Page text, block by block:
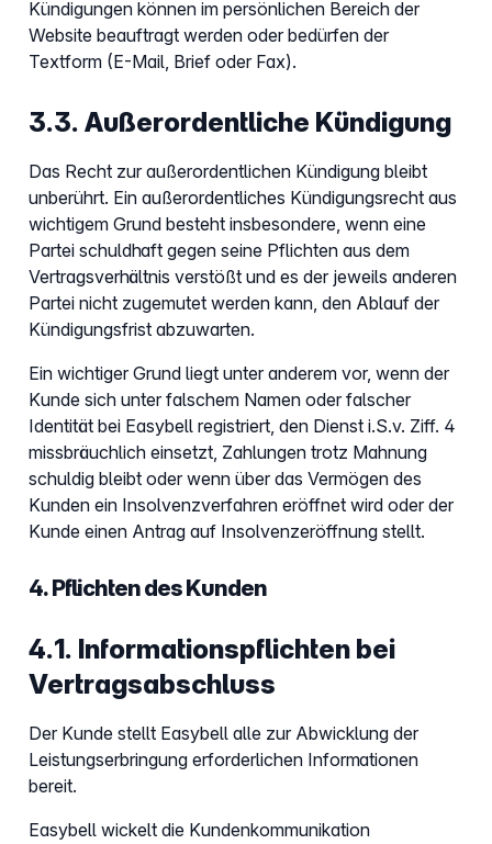
Kündigungen können im persönlichen Bereich der
Website beauftragt werden oder bedürfen der
Textform (E-Mail, Brief oder Fax).
3.3. Außerordentliche Kündigung
Das Recht zur außerordentlichen Kündigung bleibt
unberührt. Ein außerordentliches Kündigungsrecht aus
wichtigem Grund besteht insbesondere, wenn eine
Partei schuldhaft gegen seine Pflichten aus dem
Vertragsverhältnis verstößt und es der jeweils anderen
Partei nicht zugemutet werden kann, den Ablauf der
Kündigungsfrist abzuwarten.
Ein wichtiger Grund liegt unter anderem vor, wenn der
Kunde sich unter falschem Namen oder falscher
Identität bei Easybell registriert, den Dienst i.S.v. Ziff. 4
missbräuchlich einsetzt, Zahlungen trotz Mahnung
schuldig bleibt oder wenn über das Vermögen des
Kunden ein Insolvenzverfahren eröffnet wird oder der
Kunde einen Antrag auf Insolvenzeröffnung stellt.
4. Pflichten des Kunden
4.1. Informationspflichten bei
Vertragsabschluss
Der Kunde stellt Easybell alle zur Abwicklung der
Leistungserbringung erforderlichen Informationen
bereit.
Easybell wickelt die Kundenkommunikation